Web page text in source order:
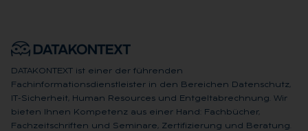
DATAKONTEXT ist einer der führenden
Fachinformationsdienstleister in den Bereichen Datenschutz,
IT-Sicherheit, Human Resources und Entgeltabrechnung. Wir
bieten Ihnen Kompetenz aus einer Hand: Fachbücher,
Fachzeitschriften und Seminare, Zertifizierung und Beratung.